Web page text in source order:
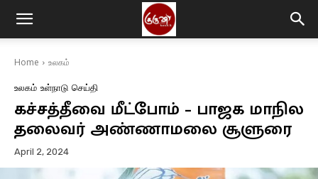
Home உலகம்
உலகம் உள்நாடு செய்தி
கச்சத்தீவை மீட்போம் – பாஜக மாநில
தலைவர் அண்ணாமலை சூளுரை
April 2, 2024